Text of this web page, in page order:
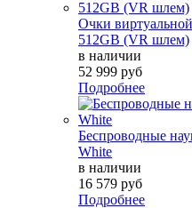
Очки
512GB (VR шлем)
в наличии
52 999 руб
Подробнее
Беспроводные
White
в наличии
16 579 руб
Подробнее